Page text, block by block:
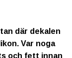
där dekalen
Var noga
och fett innan